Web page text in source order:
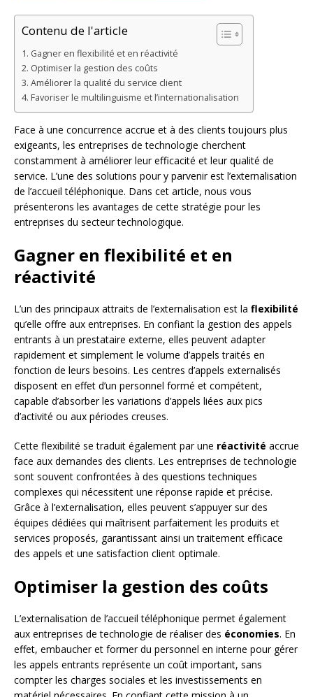
Contenu de l'article
Gagner en flexibilité et en réactivité
Optimiser la gestion des coûts
Améliorer la qualité du service client
Favoriser le multilinguisme et l’internationalisation
Face à une concurrence accrue et à des clients toujours plus
exigeants, les entreprises de technologie cherchent
constamment à améliorer leur efficacité et leur qualité de
service. L’une des solutions pour y parvenir est l’externalisation
de l’accueil téléphonique. Dans cet article, nous vous
présenterons les avantages de cette stratégie pour les
entreprises du secteur technologique.
Gagner en flexibilité et en
réactivité
L’un des principaux attraits de l’externalisation est la flexibilité
qu’elle offre aux entreprises. En confiant la gestion des appels
entrants à un prestataire externe, elles peuvent adapter
rapidement et simplement le volume d’appels traités en
fonction de leurs besoins. Les centres d’appels externalisés
disposent en effet d’un personnel formé et compétent,
capable d’absorber les variations d’appels liées aux pics
d’activité ou aux périodes creuses.
Cette flexibilité se traduit également par une réactivité accrue
face aux demandes des clients. Les entreprises de technologie
sont souvent confrontées à des questions techniques
complexes qui nécessitent une réponse rapide et précise.
Grâce à l’externalisation, elles peuvent s’appuyer sur des
équipes dédiées qui maîtrisent parfaitement les produits et
services proposés, garantissant ainsi un traitement efficace
des appels et une satisfaction client optimale.
Optimiser la gestion des coûts
L’externalisation de l’accueil téléphonique permet également
aux entreprises de technologie de réaliser des économies. En
effet, embaucher et former du personnel en interne pour gérer
les appels entrants représente un coût important, sans
compter les charges sociales et les investissements en